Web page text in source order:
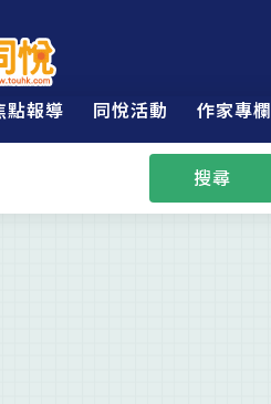
點報導 同悅活動 作家專欄
搜尋